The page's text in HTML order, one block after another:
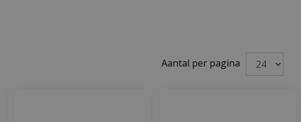
Aantal per pagina